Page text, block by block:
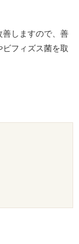
善しますので、善
フィズス菌を取